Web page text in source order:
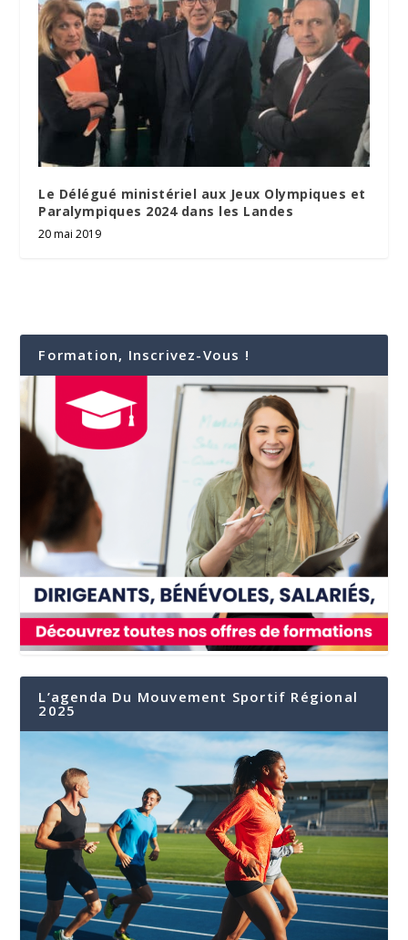
Le Délégué ministériel aux Jeux Olympiques et
Paralympiques 2024 dans les Landes
20 mai 2019
Formation, Inscrivez-Vous !
L’agenda Du Mouvement Sportif Régional
2025